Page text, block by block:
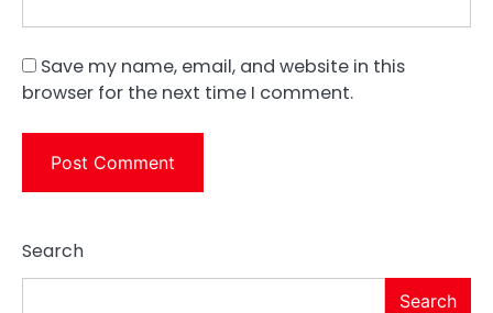
Save my name, email, and website in this
browser for the next time I comment.
Search
Search